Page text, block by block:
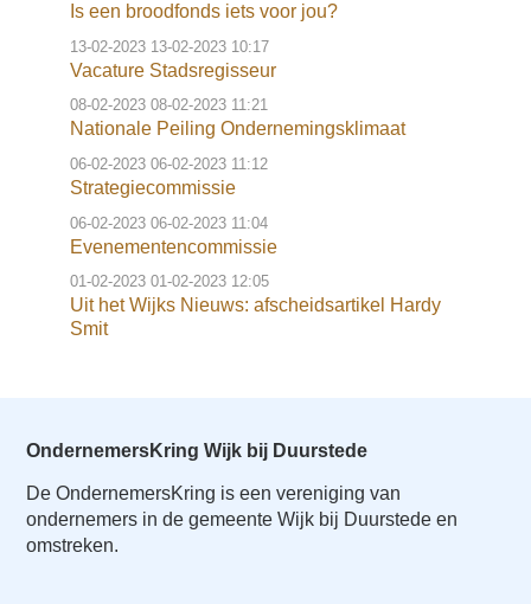
Is een broodfonds iets voor jou?
13-02-202313-02-2023 10:17
Vacature Stadsregisseur
08-02-202308-02-2023 11:21
Nationale Peiling Ondernemingsklimaat
06-02-202306-02-2023 11:12
Strategiecommissie
06-02-202306-02-2023 11:04
Evenementencommissie
01-02-202301-02-2023 12:05
Uit het Wijks Nieuws: afscheidsartikel Hardy
Smit
OndernemersKring Wijk bij Duurstede
De OndernemersKring is een vereniging van
ondernemers in de gemeente Wijk bij Duurstede en
omstreken.